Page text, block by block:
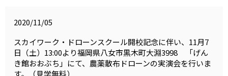
2020/11/05
スカイワーク・ドローンスクール開校記念に伴い、11月7
日（土）13:00より福岡県八女市黒木町大淵3998 「げん
き館おおぶち」にて、農薬散布ドローンの実演会を行いま
す。（見学無料）